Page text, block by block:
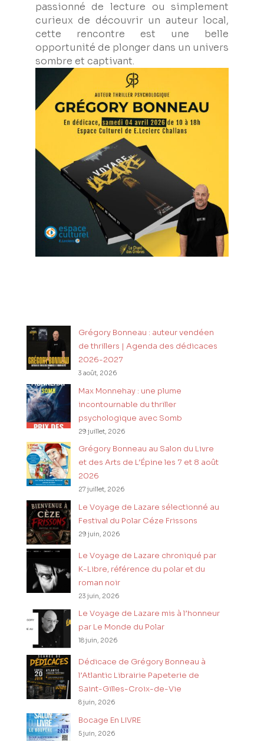
passionné de lecture ou simplement
curieux de découvrir un auteur local,
cette rencontre est une belle
opportunité de plonger dans un univers
sombre et captivant.
Grégory Bonneau : auteur vendéen
de thrillers | Agenda des dédicaces
2026-2027
3 août, 2026
Max Monnehay : une plume
incontournable du thriller
psychologique avec Somb
29 juillet, 2026
Grégory Bonneau au Salon du Livre
et des Arts de L’Épine les 7 et 8 août
2026
27 juillet, 2026
Le Voyage de Lazare sélectionné au
Festival du Polar Céze Frissons
29 juin, 2026
Le Voyage de Lazare chroniqué par
K-Libre, référence du polar et du
roman noir
23 juin, 2026
Le Voyage de Lazare mis à l’honneur
par Le Monde du Polar
18 juin, 2026
Dédicace de Grégory Bonneau à
l’Atlantic Librairie Papeterie de
Saint-Gilles-Croix-de-Vie
8 juin, 2026
Bocage En LIVRE
5 juin, 2026